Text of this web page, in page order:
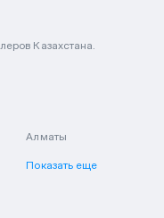
Казахстана.
Алматы
Показать еще